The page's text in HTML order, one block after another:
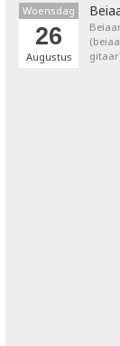
Woensdag
26
Augustus